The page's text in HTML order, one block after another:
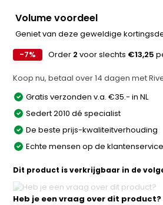
Volume voordeel
Geniet van deze geweldige
-7%
Order 2 voor slechts €13,25
Koop nu, betaal over 14 dagen met
Gratis verzonden v.a. €35.- in NL
Sedert 2010 dé specialist
De beste prijs-kwaliteitverhouding
Echte mensen op de
Dit product is verkrijgbaar in de
Heb je een vraag over dit product?